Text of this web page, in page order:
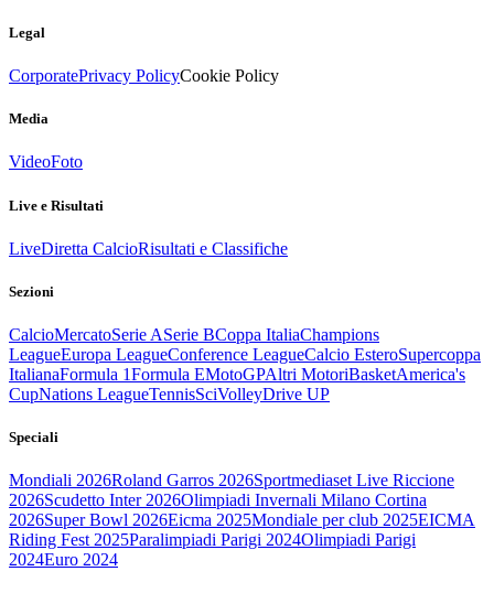
Legal
CorporatePrivacy PolicyCookie Policy
Media
VideoFoto
Live e Risultati
LiveDiretta CalcioRisultati e Classifiche
Sezioni
CalcioMercatoSerie ASerie BCoppa ItaliaChampions
LeagueEuropa LeagueConference LeagueCalcio EsteroSupercoppa
ItalianaFormula 1Formula EMotoGPAltri MotoriBasketAmerica's
CupNations LeagueTennisSciVolleyDrive UP
Speciali
Mondiali 2026Roland Garros 2026Sportmediaset Live Riccione
2026Scudetto Inter 2026Olimpiadi Invernali Milano Cortina
2026Super Bowl 2026Eicma 2025Mondiale per club 2025EICMA
Riding Fest 2025Paralimpiadi Parigi 2024Olimpiadi Parigi
2024Euro 2024